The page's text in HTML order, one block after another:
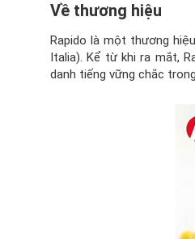
Về thương hiệu
Rapido là một thương
Italia). Kể từ khi ra mắt,
danh tiếng vững chắc